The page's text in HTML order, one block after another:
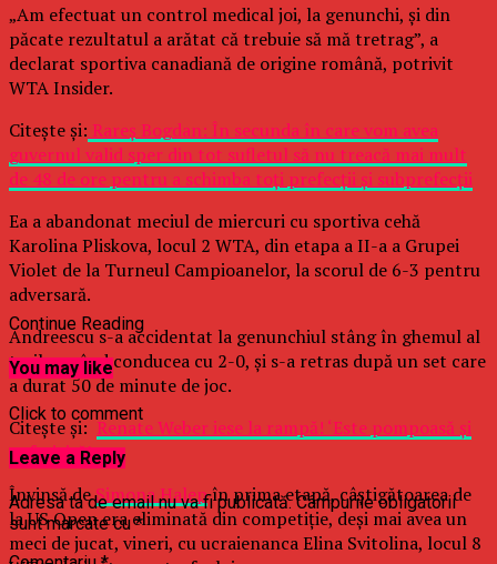
„Am efectuat un control medical joi, la genunchi, şi din
păcate rezultatul a arătat că trebuie să mă tretrag”, a
declarat sportiva canadiană de origine română, potrivit
WTA Insider.
Citește și: Rareș Bogdan: În secunda în care vom avea
guvernul valid sper din tot sufletul să nu treacă mai mult
de 48 de ore pentru a schimba toţi prefecţii şi subprefecţii
Ea a abandonat meciul de miercuri cu sportiva cehă
Karolina Pliskova, locul 2 WTA, din etapa a II-a a Grupei
Violet de la Turneul Campioanelor, la scorul de 6-3 pentru
adversară.
Andreescu s-a accidentat la genunchiul stâng în ghemul al
treilea, când conducea cu 2-0, şi s-a retras după un set care
a durat 50 de minute de joc.
Citește și:Renate Weber iese la rampă! ‘Este pompoasă şi
nefericită’
Învinsă deSimona Halepîn prima etapă, câştigătoarea de
la US Open era eliminată din competiţie, deşi mai avea un
meci de jucat, vineri, cu ucraienanca Elina Svitolina, locul 8
Continue Reading
You may like
Click to comment
Leave a Reply
Adresa ta de email nu va fi publicată. Câmpurile obligatorii
sunt marcate cu*